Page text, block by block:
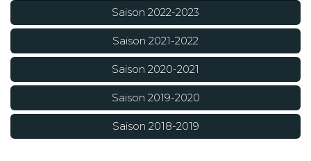
Saison 2022-2023
Saison 2021-2022
Saison 2020-2021
Saison 2019-2020
Saison 2018-2019